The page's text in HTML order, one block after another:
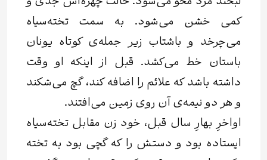
کمی خشن می‌شود. به سمت تخته‌سیاه
می‌چرخد و باشتاب زیر جمله‌ی کوتاه یونان
باستان خط می‌کشد. قبل از اینکه او وقت
داشته باشد که علائم را اضافه کند، گچ می‌شکند
و هر دو نیمه‌ی آن روی زمین می‌افتند.
اواخرِ بهارِ سال قبل، خود زن مقابل تخته‌سیاه
ایستاده بود و دستش را که گچی بود به تخته